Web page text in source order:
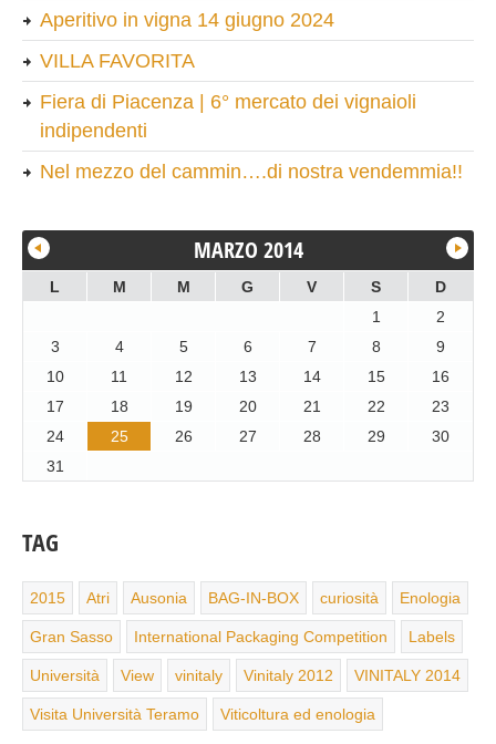
Aperitivo in vigna 14 giugno 2024
VILLA FAVORITA
Fiera di Piacenza | 6° mercato dei vignaioli
indipendenti
Nel mezzo del cammin….di nostra vendemmia!!
MARZO 2014
L M M G V S
D
1
2
3
4 5 6 7 8
9
10
11 12 13 14 15
16
17
18 19 20 21 22
23
24
25 26 27 28 29
30
31
TAG
2015 Atri Ausonia BAG-IN-BOX curiosità Enologia
Gran Sasso International Packaging Competition Labels
Università View vinitaly Vinitaly 2012 VINITALY 2014
Visita Università Teramo Viticoltura ed enologia